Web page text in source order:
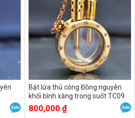
Bật lửa thủ công Đồng nguyên
khối bình xăng trong suốt TC09
800,000 ₫